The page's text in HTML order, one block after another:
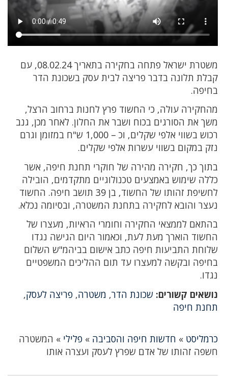
משטרת ישראל פתחה בחקירה בתאריך 08.02.24, עם
קבלת תלונה בדבר פריצה לבית עסק בשכונת הדר
בחיפה.
מהחקירה עולה, כי החשוד פרץ לחנות ברחוב הרצל,
משך את הסורגים בכוח ושבר את החלון. לאחר מכן, גנב
רכוש בשווי אלפי שקלים, וכ – 1,000 ש"ח במזומן וגרם
נזק במקום בשווי עשרות אלפי שקלים.
בתוך כך, חקירה מהירה של חוקרי תחנת חיפה, אשר
כללה שימוש באמצעים טכנולוגיים מתקדמים, הובילה
לחשיפת זהותו של החשוד, בן 39 תושב חיפה. החשוד
נעצר והובא לחקירה בתחנת המשטרה, ובסיומה נכלא.
בהתאם לממצאי החקירה וחומרי הראיות, מעצרו של
החשוד הוארך מעת לעת, וכאמור היום הגישה נגדו
שלוחת התביעות חיפה כתב אישום בביהמ"ש השלום
בחיפה ובקשה למעצרו עד תום ההליכים המשפטיים
נגדו.
נושאים קשורים: שכונת הדר, משטרה, פריצה לעסק,
תחנת חיפה
כרמליסט » חדשות חיפה והסביבה » פלילי » המשטרה
חשפה זהותו של אדם שפרץ לעסק ועצרה אותו